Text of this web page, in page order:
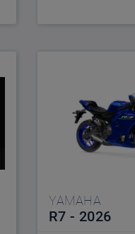
YAMAHA
R7 - 2026